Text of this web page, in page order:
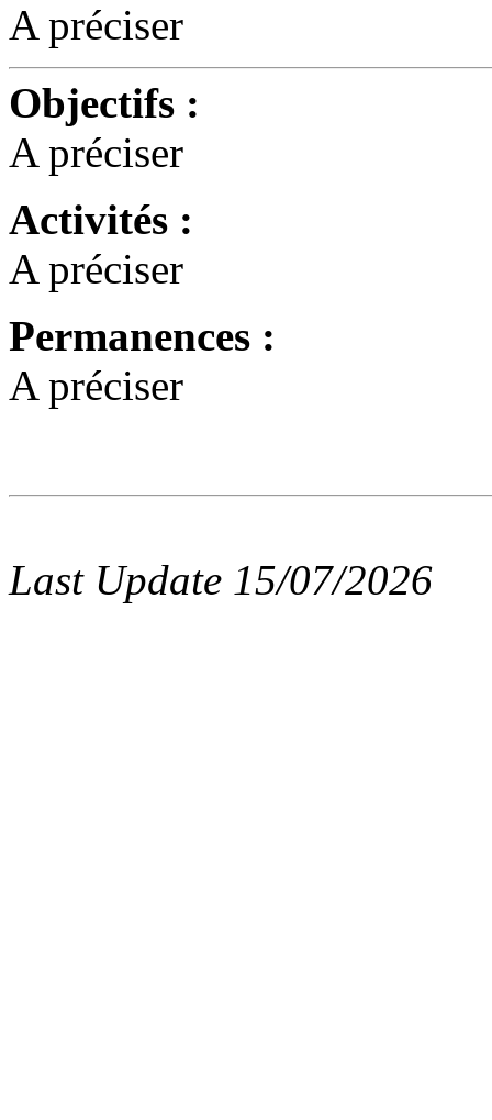
A préciser
Objectifs :
A préciser
Activités :
A préciser
Permanences :
A préciser
Last Update 15/07/2026